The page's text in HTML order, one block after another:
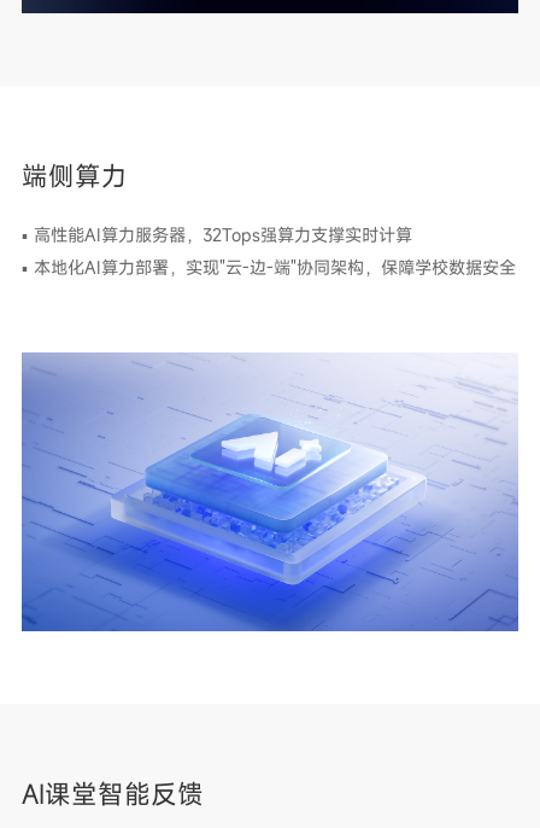
端侧算力
▪ 高性能AI算力服务器，32Tops强算力支撑实时计算
▪ 本地化AI算力部署，实现"云-边-端"协同架构，保障学校数据安全
AI课堂智能反馈